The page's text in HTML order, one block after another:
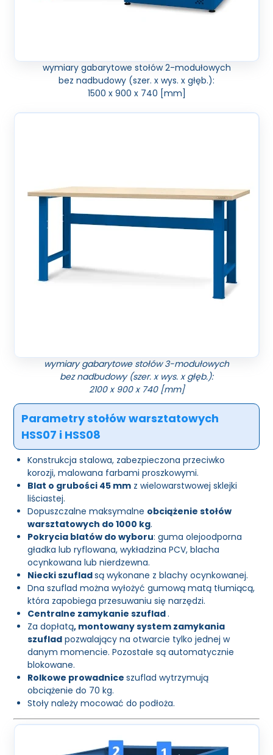
wymiary gabarytowe stołów 2-modułowych
bez nadbudowy (szer. x wys. x głęb.):
1500 x 900 x 740 [mm]
wymiary gabarytowe stołów 3-modułowych
bez nadbudowy (szer. x wys. x głęb.):
2100 x 900 x 740 [mm]
Parametry stołów warsztatowych
HSS07 i HSS08
Konstrukcja stalowa, zabezpieczona przeciwko
korozji, malowana farbami proszkowymi.
Blat o grubości 45 mm z wielowarstwowej sklejki
liściastej.
Dopuszczalne maksymalne obciążenie stołów
warsztatowych do 1000 kg.
Pokrycia blatów do wyboru: guma olejoodporna
gładka lub ryflowana, wykładzina PCV, blacha
ocynkowana lub nierdzewna.
Niecki szufladsą wykonane z blachy ocynkowanej.
Dna szuflad można wyłożyć gumową matą tłumiącą,
która zapobiega przesuwaniu się narzędzi.
Centralne zamykanie szuflad.
Za dopłatą, montowany system zamykania
szuflad pozwalający na otwarcie tylko jednej w
danym momencie. Pozostałe są automatycznie
blokowane.
Rolkowe prowadniceszuflad wytrzymują
obciążenie do 70 kg.
Stoły należy mocować do podłoża.